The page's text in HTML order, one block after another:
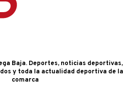
Baja. Deportes, noticias deportivas,
y toda la actualidad deportiva de la
comarca